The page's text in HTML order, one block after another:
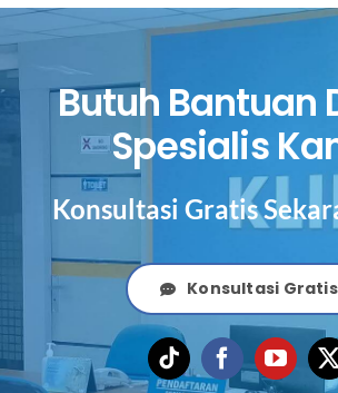
Butuh Bantuan
Spesialis
Konsultasi Gratis
Konsultasi Gratis